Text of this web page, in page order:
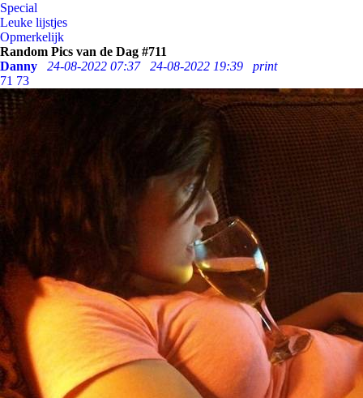
Special
Leuke lijstjes
Opmerkelijk
Random Pics van de Dag #711
Danny
24-08-2022 07:37 24-08-2022 19:39
print
71 73